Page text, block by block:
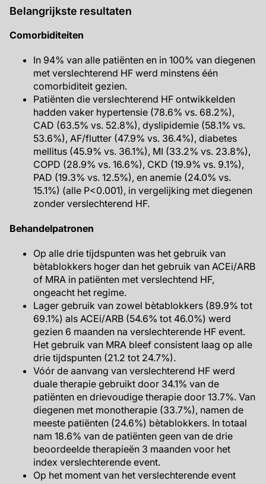
Belangrijkste resultaten
Comorbiditeiten
In 94% van alle patiënten en in 100% van diegenen
met verslechterend HF werd minstens één
comorbiditeit gezien.
Patiënten die verslechterend HF ontwikkelden
hadden vaker hypertensie (78.6% vs. 68.2%),
CAD (63.5% vs. 52.8%), dyslipidemie (58.1% vs.
53.6%), AF/flutter (47.9% vs. 36.4%), diabetes
mellitus (45.9% vs. 36.1%), MI (33.2% vs. 23.8%),
COPD (28.9% vs. 16.6%), CKD (19.9% vs. 9.1%),
PAD (19.3% vs. 12.5%), en anemie (24.0% vs.
15.1%) (alle P<0.001), in vergelijking met diegenen
zonder verslechterend HF.
Behandelpatronen
Op alle drie tijdspunten was het gebruik van
bètablokkers hoger dan het gebruik van ACEi/ARB
of MRA in patiënten met verslechtend HF,
ongeacht het regime.
Lager gebruik van zowel bètablokkers (89.9% tot
69.1%) als ACEi/ARB (54.6% tot 46.0%) werd
gezien 6 maanden na verslechterende HF event.
Het gebruik van MRA bleef consistent laag op alle
drie tijdspunten (21.2 tot 24.7%).
Vóór de aanvang van verslechterend HF werd
duale therapie gebruikt door 34.1% van de
patiënten en drievoudige therapie door 13.7%. Van
diegenen met monotherapie (33.7%), namen de
meeste patiënten (24.6%) bètablokkers. In totaal
nam 18.6% van de patiënten geen van de drie
beoordeelde therapieën 3 maanden voor het
index verslechterende event.
Op het moment van het verslechterende event